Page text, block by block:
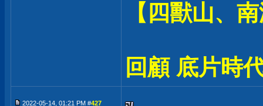
【四獸山、
回顧 底片時
2022-05-14, 01:21 PM #427